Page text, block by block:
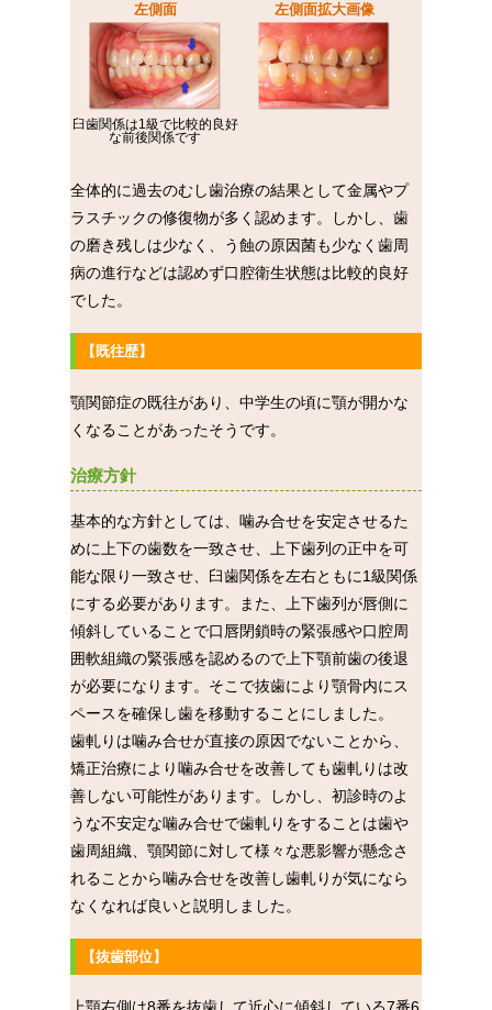
左側面
臼歯関係は1級で比較的良好
な前後関係です
左側面拡大画像
全体的に過去のむし歯治療の結果として金属やプ
ラスチックの修復物が多く認めます。しかし、歯
の磨き残しは少なく、う蝕の原因菌も少なく歯周
病の進行などは認めず口腔衛生状態は比較的良好
でした。
【既往歴】
顎関節症の既往があり、中学生の頃に顎が開かな
くなることがあったそうです。
治療方針
基本的な方針としては、噛み合せを安定させるた
めに上下の歯数を一致させ、上下歯列の正中を可
能な限り一致させ、臼歯関係を左右ともに1級関係
にする必要があります。また、上下歯列が唇側に
傾斜していることで口唇閉鎖時の緊張感や口腔周
囲軟組織の緊張感を認めるので上下顎前歯の後退
が必要になります。そこで抜歯により顎骨内にス
ペースを確保し歯を移動することにしました。
歯軋りは噛み合せが直接の原因でないことから、
矯正治療により噛み合せを改善しても歯軋りは改
善しない可能性があります。しかし、初診時のよ
うな不安定な噛み合せで歯軋りをすることは歯や
歯周組織、顎関節に対して様々な悪影響が懸念さ
れることから噛み合せを改善し歯軋りが気になら
なくなれば良いと説明しました。
【抜歯部位】